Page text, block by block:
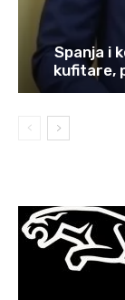
Spanja i
kufitare,